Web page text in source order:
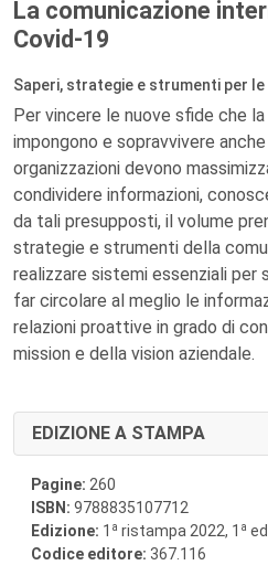
La comunicazione
Covid-19
Saperi, strategie e strumenti per
Per vincere le nuove sfide che
impongono e sopravvivere
organizzazioni devono
condividere informazioni,
da tali presupposti, il volume
strategie e strumenti della
realizzare sistemi essenziali per
far circolare al meglio le
relazioni proattive in grado di
mission e della vision aziendale.
EDIZIONE A STAMPA
Pagine: 260
ISBN: 9788835107712
Edizione: 1 a ristampa 2022, 1 a
Codice editore: 367.116